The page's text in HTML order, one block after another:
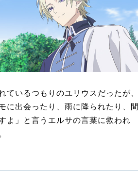
いるつもりのユリウスだったが、
に出会ったり、雨に降られたり、間
よ」と言うエルサの言葉に救われ